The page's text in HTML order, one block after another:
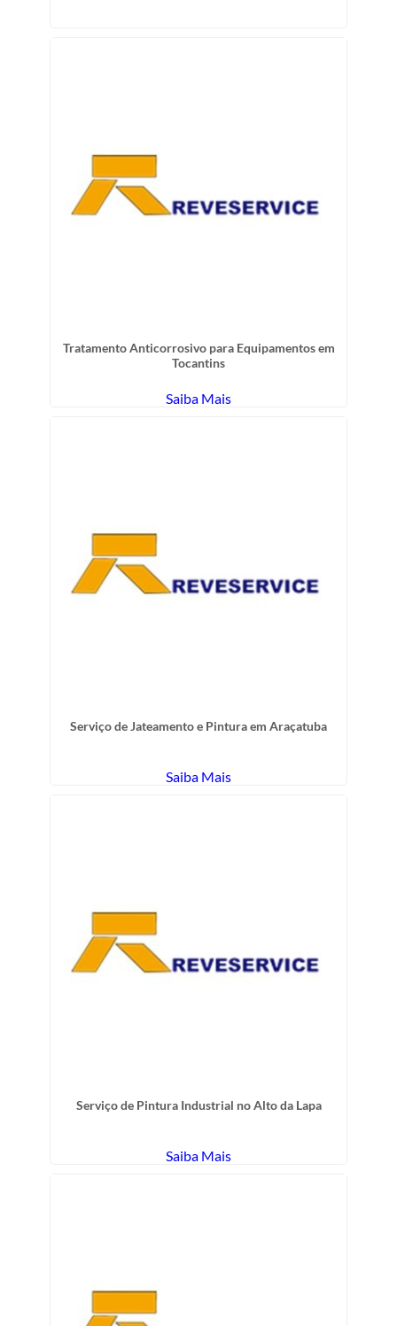
Tratamento Anticorrosivo para Equipamentos em
Tocantins
Saiba Mais
Serviço de Jateamento e Pintura em Araçatuba
Saiba Mais
Serviço de Pintura Industrial no Alto da Lapa
Saiba Mais